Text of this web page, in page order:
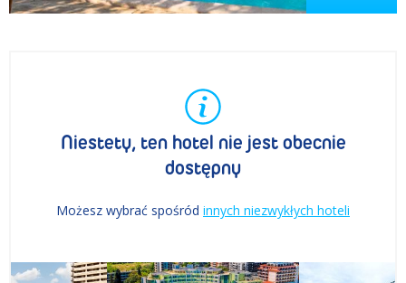
Niestety, ten hotel nie jest obecnie
dostępny
Możesz wybrać spośród innych niezwykłych hoteli